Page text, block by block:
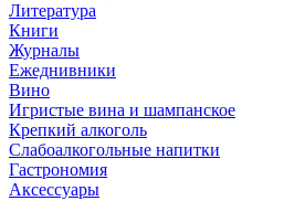
Литература
Книги
Журналы
Ежеднивники
Вино
Игристые вина и шампанское
Крепкий алкоголь
Слабоалкогольные напитки
Гастрономия
Аксессуары